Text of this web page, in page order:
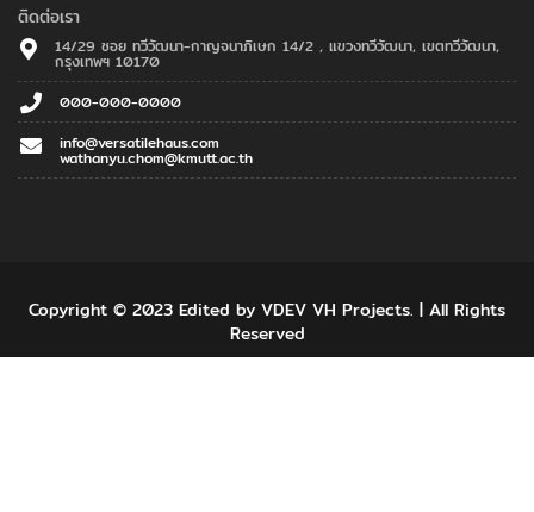
ติดต่อเรา
14/29 ซอย ทวีวัฒนา-กาญจนาภิเษก 14/2 , แขวงทวีวัฒนา, เขตทวีวัฒนา,
กรุงเทพฯ 10170
000-000-0000
info@versatilehaus.com
wathanyu.chom@kmutt.ac.th
Copyright © 2023 Edited by VDEV VH Projects. | All Rights
Reserved